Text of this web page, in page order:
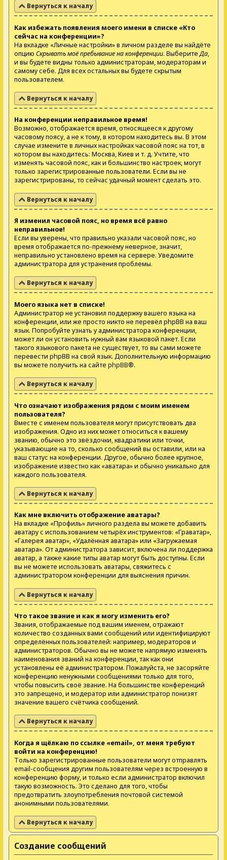
Вернуться к началу
Как избежать появления моего имени в списке «Кто
сейчас на конференции»?
На вкладке «Личные настройки» в личном разделе вы найдёте
опцию Скрывать моё пребывание на конференции. ВыберитеДа,
и вы будете видны только администраторам, модераторам и
самому себе. Для всех остальных вы будете скрытым
пользователем.
Вернуться к началу
На конференции неправильное время!
Возможно, отображается время, относящееся к другому
часовому поясу, а не к тому, в котором находитесь вы. В этом
случае измените в личных настройках часовой пояс на тот, в
котором вы находитесь: Москва, Киев и т. д. Учтите, что
изменять часовой пояс, как и большинство настроек, могут
только зарегистрированные пользователи. Если вы не
зарегистрированы, то сейчас удачный момент сделать это.
Вернуться к началу
Я изменил часовой пояс, но время всё равно
неправильное!
Если вы уверены, что правильно указали часовой пояс, но
время отображается по-прежнему неверное, значит,
неправильно установлено время на сервере. Уведомите
администратора для устранения проблемы.
Вернуться к началу
Моего языка нет в списке!
Администратор не установил поддержку вашего языка на
конференции, или же просто никто не перевёл phpBB на ваш
язык. Попробуйте узнать у администратора конференции,
может ли он установить нужный вам языковой пакет. Если
такого языкового пакета не существует, то вы сами можете
перевести phpBB на свой язык. Дополнительную информацию
вы можете получить на сайте phpBB®.
Вернуться к началу
Что означают изображения рядом с моим именем
пользователя?
Вместе с именем пользователя могут присутствовать два
изображения. Одно из них может относиться к вашему
званию, обычно это звёздочки, квадратики или точки,
указывающие на то, сколько сообщений вы оставили, или на
ваш статус на конференции. Другое, обычно более крупное,
изображение известно как «аватара» и обычно уникально для
каждого пользователя.
Вернуться к началу
Как мне включить отображение аватары?
На вкладке «Профиль» личного раздела вы можете добавить
аватару с использованием четырёх инструментов: «Граватар»,
«Галерея аватар», «Удалённая аватара» или «Загружаемая
аватара». От администратора зависит, включена ли поддержка
аватар, а также какие типы аватар могут быть доступны. Если
вы не можете использовать аватары, свяжитесь с
администратором конференции для выяснения причин.
Вернуться к началу
Что такое звание и как я могу изменить его?
Звания, отображаемые под вашим именем, отражают
количество созданных вами сообщений или идентифицируют
определённых пользователей: например, модераторов и
администраторов. Обычно вы не можете напрямую изменять
наименования званий на конференции, так как они
установлены её администратором. Пожалуйста, не засоряйте
конференцию ненужными сообщениями только для того,
чтобы повысить своё звание. На большинстве конференций
это запрещено, и модератор или администратор понизят
значение вашего счётчика сообщений.
Вернуться к началу
Когда я щёлкаю по ссылке «email», от меня требуют
войти на конференцию!
Только зарегистрированные пользователи могут отправлять
email-сообщения другим пользователям через встроенную в
конференцию форму, и только если администратор включил
такую возможность. Это сделано для того, чтобы
предотвратить злоупотребления почтовой системой
анонимными пользователями.
Вернуться к началу
Создание сообщений